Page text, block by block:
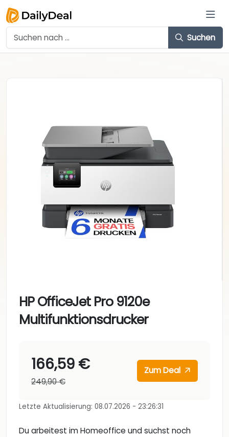
Suchen
HP OfficeJet Pro 9120e
Multifunktionsdrucker
166,59 €
249,90 €
Zum Deal
Letzte Aktualisierung: 08.07.2026 - 23:26:31
Du arbeitest im Homeoffice und suchst noch